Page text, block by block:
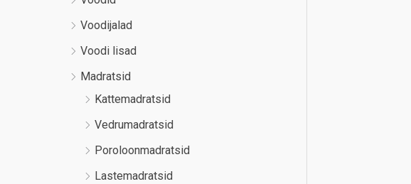
Voodijalad
Voodi lisad
Madratsid
Kattemadratsid
Vedrumadratsid
Poroloonmadratsid
Lastemadratsid